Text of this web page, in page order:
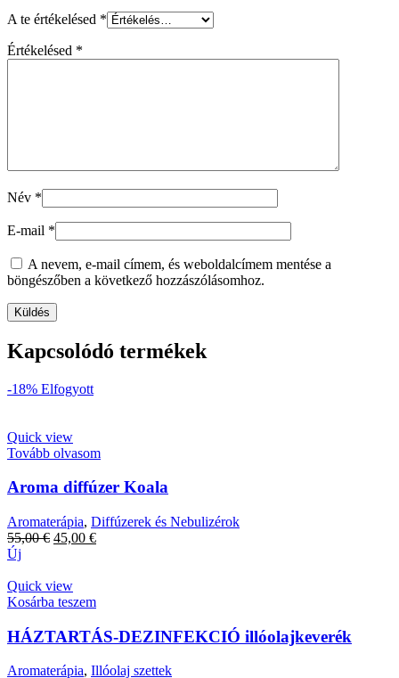
A te értékelésed *
Értékelésed *
Név *
E-mail *
A nevem, e-mail címem, és weboldalcímem mentése a
böngészőben a következő hozzászólásomhoz.
Kapcsolódó termékek
-18% Elfogyott
Quick view
Tovább olvasom
Aroma diffúzer Koala
Aromaterápia, Diffúzerek és Nebulizérok
55,00€ Original
55,00 €.
45,00 €Current
Új
Quick view
Kosárba teszem
HÁZTARTÁS-DEZINFEKCIÓ illóolajkeverék
Aromaterápia, Illóolaj szettek